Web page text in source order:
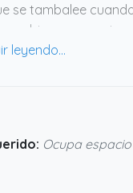
se tambalee
bien para
ni te complique la
Ocupa